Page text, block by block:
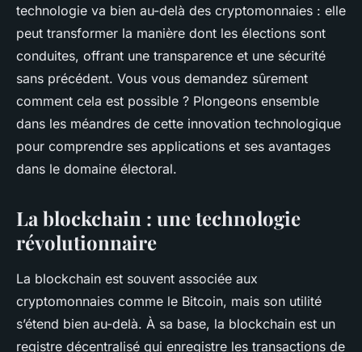
Anna•19 septembre 2024 •6 min de lecture
technologie va bien au-delà des cryptomonnaies : elle
peut transformer la manière dont les élections sont
conduites, offrant une transparence et une sécurité
sans précédent. Vous vous demandez sûrement
comment cela est possible ? Plongeons ensemble
dans les méandres de cette innovation technologique
pour comprendre ses applications et ses avantages
dans le domaine électoral.
La blockchain : une technologie
révolutionnaire
La blockchain est souvent associée aux
cryptomonnaies comme le Bitcoin, mais son utilité
s’étend bien au-delà. À sa base, la blockchain est un
registre décentralisé qui enregistre les transactions de